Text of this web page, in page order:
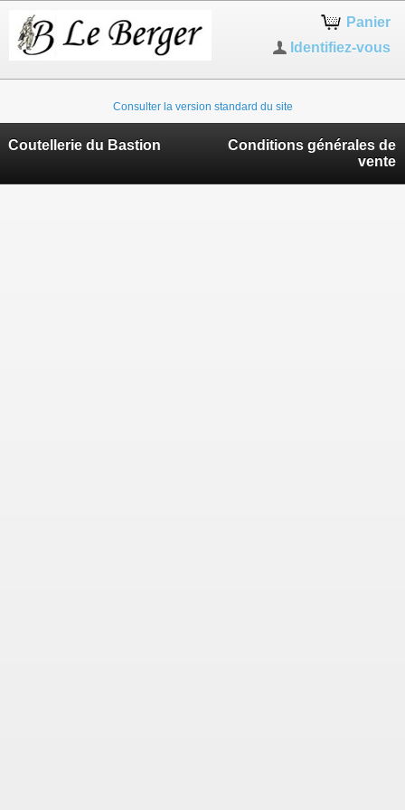
Panier
Identifiez-vous
Consulter la version standard du site
Coutellerie du Bastion
Conditions générales de
vente